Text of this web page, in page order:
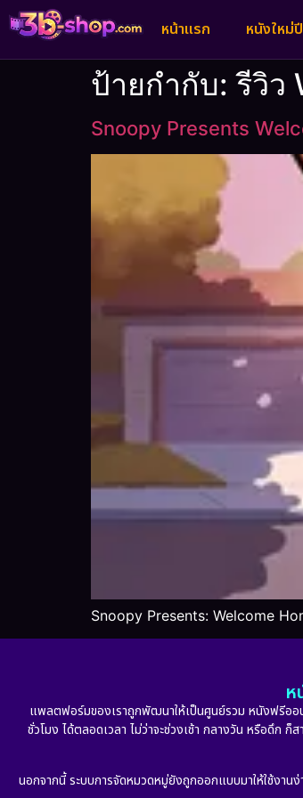
หน้าแรก หนังใหม่
ป้ายกำกับ:รีวิว
Snoopy Presents
Snoopy Presents: Welcome
ห
แพลตฟอร์มของเราถูกพัฒนาให้เป็นศูนย์รวม หนังฟรีออ
ชั่วโมง ได้ตลอดเวลา ไม่ว่าจะช่วงเช้า กลางวัน หรือดึก
นอกจากนี้ ระบบการจัดหมวดหมู่ยังถูกออกแบบมาให้ใช้งา